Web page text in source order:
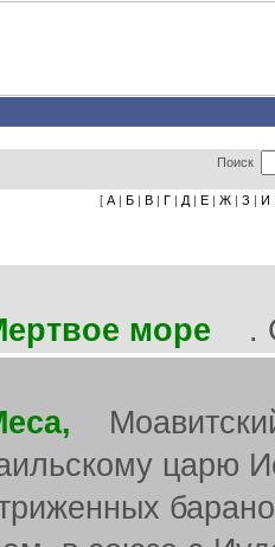
Поиск
[ А | Б | В | Г | Д | Е | Ж | З | И
море .
царю